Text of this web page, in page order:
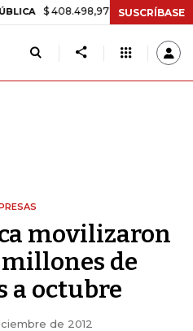
$ 408.498,97 +$ 8.753,81 +2,19%
SUSCRÍBASE
movilizaron
millones de
a octubre
de 2012